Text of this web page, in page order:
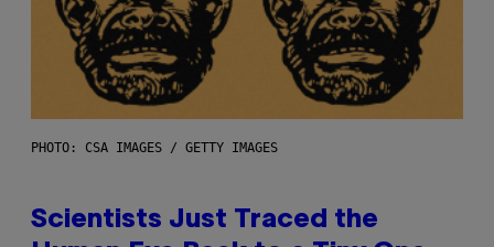
PHOTO: CSA IMAGES / GETTY IMAGES
Scientists Just Traced the